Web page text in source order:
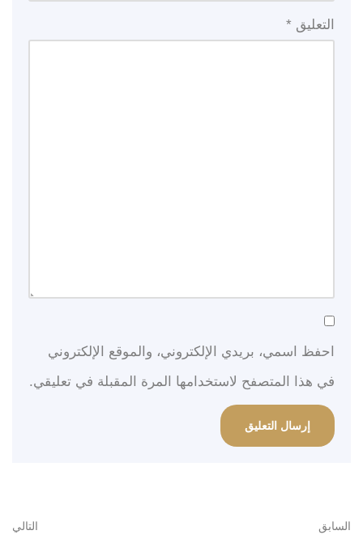
التعليق *
احفظ اسمي، بريدي الإلكتروني، والموقع الإلكتروني
في هذا المتصفح لاستخدامها المرة المقبلة في تعليقي.
السابق التالي